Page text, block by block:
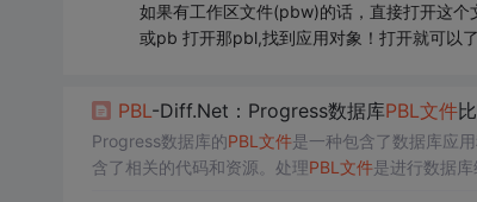
如果有工作区文件(pbw)的话，直接打开这个
或pb 打开那pbl,找到应用对象！打开就可以了
PBL-Diff.Net：Progress数据库PBL文件
Progress数据库的PBL 文件是一种包含了数据库应
含了相关的代码和资源。处理PBL 文件是进行数据